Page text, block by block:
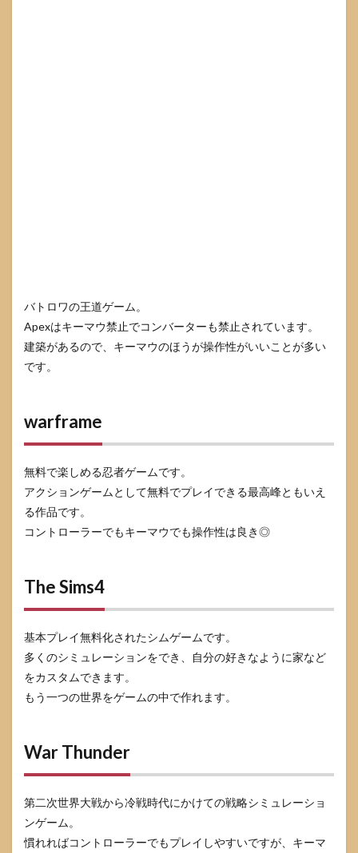
バトロワの王道ゲーム。
Apexはキーマウ禁止でコンバーターも禁止されています。
建築があるので、キーマウのほうが操作性がいいことが多い
です。
warframe
無料で楽しめる忍者ゲームです。
アクションゲームとして無料でプレイできる最高峰ともいえ
る作品です。
コントローラーでもキーマウでも操作性は良き◎
The Sims4
基本プレイ無料化されたシムゲームです。
多くのシミュレーションをでき、自分の好きなように家など
をカスタムできます。
もう一つの世界をゲームの中で作れます。
War Thunder
第二次世界大戦から冷戦時代にかけての戦略シミュレーショ
ンゲーム。
慣れればコントローラーでもプレイしやすいですが、キーマ